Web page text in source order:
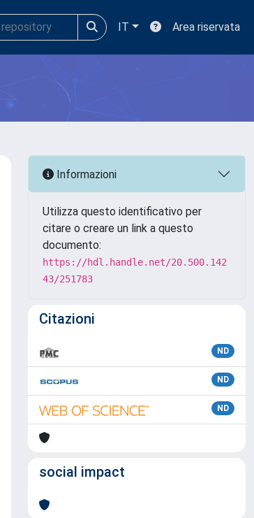
IT Area riservata
Informazioni
Utilizza questo identificativo per
citare o creare un link a questo
documento:
https://hdl.handle.net/20.500.142
43/251783
Citazioni
ND
ND
ND
social impact